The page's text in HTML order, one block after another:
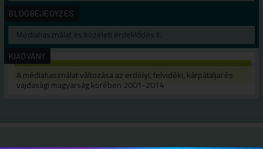
BLOGBEJEGYZÉS
Médiahasználat és közéleti érdeklődés II.
KIADVÁNY
A médiahasználat változása az erdélyi, felvidéki, kárpátaljai és
vajdasági magyarság körében 2001-2014